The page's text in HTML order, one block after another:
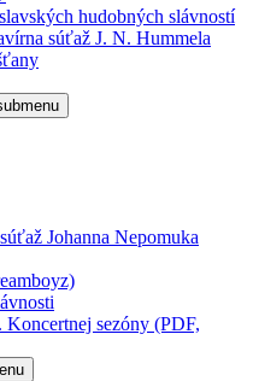
hudobných slávností
súťaž J. N. Hummela
Johanna Nepomuka
sezóny (PDF,